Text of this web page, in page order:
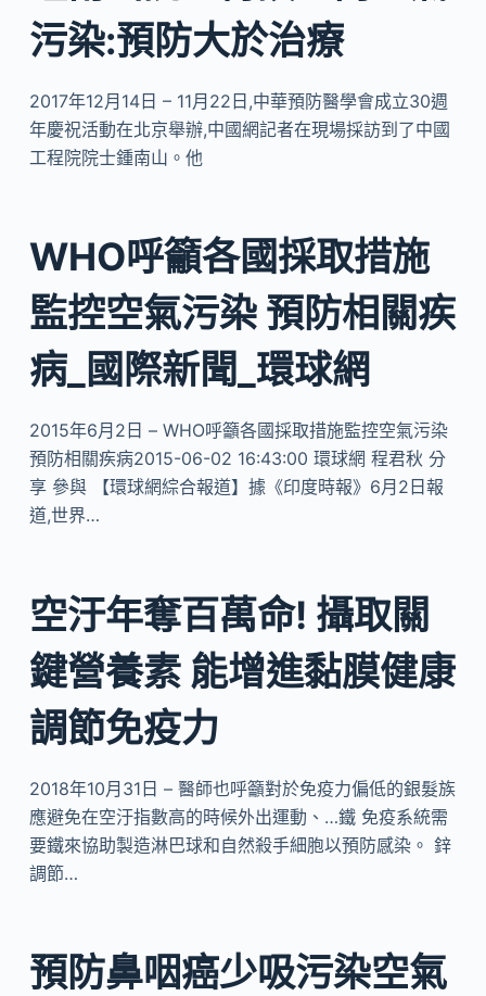
污染:預防大於治療
2017年12月14日 – 11月22日,中華預防醫學會成立30週
年慶祝活動在北京舉辦,中國網記者在現場採訪到了中國
工程院院士鍾南山。他
WHO呼籲各國採取措施
監控空氣污染 預防相關疾
病_國際新聞_環球網
2015年6月2日 – WHO呼籲各國採取措施監控空氣污染
預防相關疾病2015-06-02 16:43:00 環球網 程君秋 分
享 參與 【環球網綜合報道】據《印度時報》6月2日報
道,世界…
空汙年奪百萬命! 攝取關
鍵營養素 能增進黏膜健康
調節免疫力
2018年10月31日 – 醫師也呼籲對於免疫力偏低的銀髮族
應避免在空汙指數高的時候外出運動、…鐵 免疫系統需
要鐵來協助製造淋巴球和自然殺手細胞以預防感染。 鋅
調節…
預防鼻咽癌少吸污染空氣